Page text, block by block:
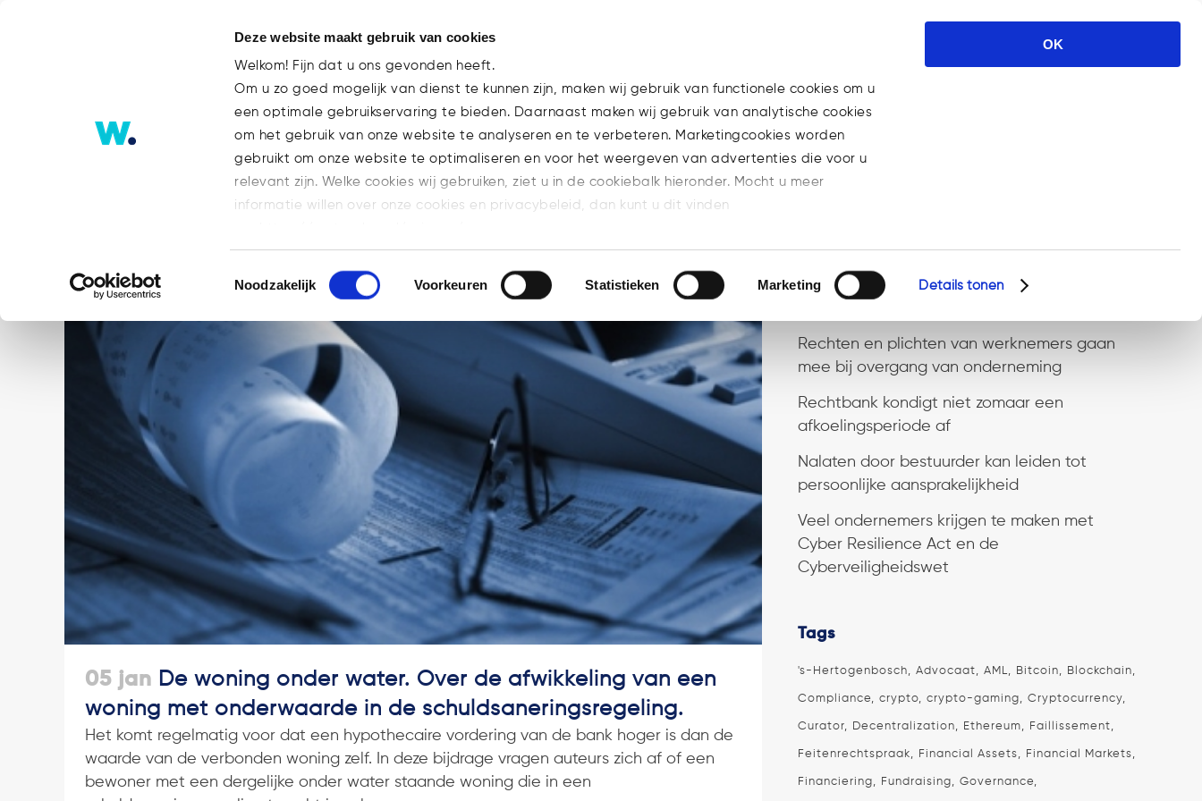
Deze website maakt gebruik van cookies
Welkom! Fijn dat u ons gevonden heeft.
Om u zo goed mogelijk van dienst te kunnen zijn, maken wij gebruik van functionele cookies om u
een optimale gebruikservaring te bieden. Daarnaast maken wij gebruik van analytische cookies
om het gebruik van onze website te analyseren en te verbeteren. Marketingcookies worden
gebruikt om onze website te optimaliseren en voor het weergeven van advertenties die voor u
relevant zijn. Welke cookies wij gebruiken, ziet u in de cookiebalk hieronder. Mocht u meer
informatie willen over onze cookies en privacybeleid, dan kunt u dit vinden
Geef a.u.b. hieronder aan welke cookies u accepteert.
Toestemmingsselectie
Noodzakelijk Voorkeuren Statistieken Marketing Details tonen
OK
Contact
Publicaties
05 jan De woning onder water. Over de afwikkeling van een
woning met onderwaarde in de schuldsaneringsregeling.
Het komt regelmatig voor dat een hypothecaire vordering van de bank hoger is dan de
waarde van de verbonden woning zelf. In deze bijdrage vragen auteurs zich af of een
bewoner met een dergelijke onder water staande woning die in een
Steeds meer bedrijven aansprakelijk voor
Rechten en plichten van werknemers gaan
mee bij overgang van onderneming
Rechtbank kondigt niet zomaar een
afkoelingsperiode af
Nalaten door bestuurder kan leiden tot
persoonlijke aansprakelijkheid
Veel ondernemers krijgen te maken met
Cyber Resilience Act en de
Cyberveiligheidswet
Tags
's-Hertogenbosch Advocaat AML Bitcoin Blockchain
Compliance crypto crypto-gaming Cryptocurrency
Curator Decentralization Ethereum Faillissement
Feitenrechtspraak Financial Assets Financial Markets
Financiering Fundraising Governance